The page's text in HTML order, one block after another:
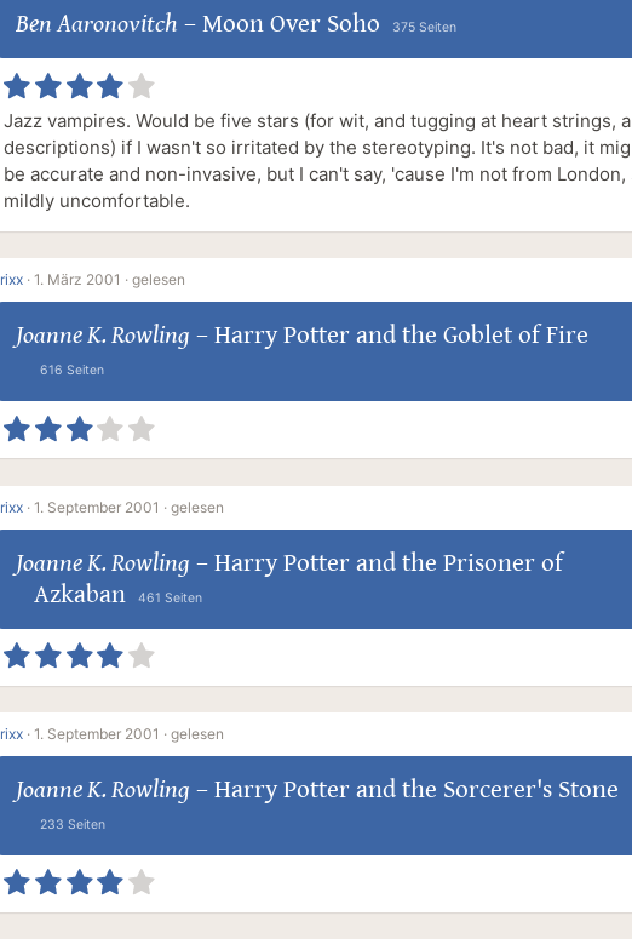
Ben Aaronovitch – Moon Over Soho 375 Seiten
Jazz vampires. Would be five stars (for wit, and tugging at heart strings,
descriptions) if I wasn't so irritated by the stereotyping. It's not bad, it
be accurate and non-invasive, but I can't say, 'cause I'm not from London,
mildly uncomfortable.
rixx · 1. März 2001 · gelesen
Joanne K. Rowling – Harry Potter and the Goblet of Fire
616 Seiten
rixx · 1. September 2001 · gelesen
Joanne K. Rowling – Harry Potter and the Prisoner of
Azkaban
461 Seiten
rixx · 1. September 2001 · gelesen
Joanne K. Rowling – Harry Potter and the Sorcerer's Stone
233 Seiten